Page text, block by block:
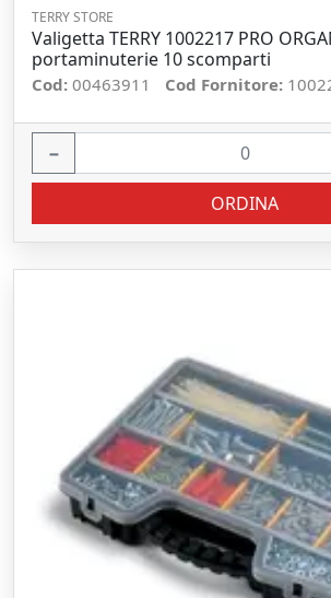
TERRY STORE
Valigetta TERRY 1002217 PRO
portaminuterie 10 scomparti
Cod: 00463911 Cod Fornitore:
−
ORDINA